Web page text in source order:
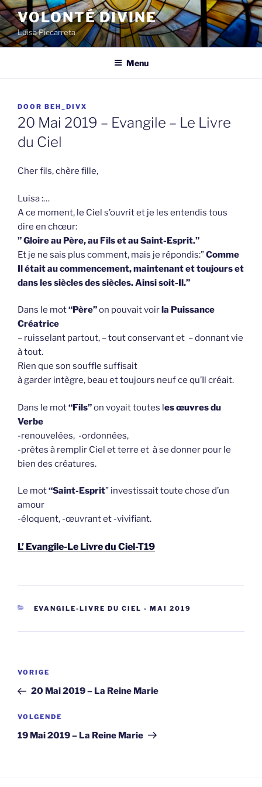
Spring
naar
de
inhoud
VOLONTÉ DIVINE
Luisa Piccarreta
Menu
GEPLAATST
OP
DOOR BEH_DIVX
20 Mai 2019 – Evangile – Le Livre
du Ciel
Cher fils, chère fille,
Luisa :…
A ce moment, le Ciel s’ouvrit et je les entendis tous
dire en chœur:
” Gloire au Père, au Fils et au Saint-Esprit.”
Et je ne sais plus comment, mais je répondis:”Comme
Il était au commencement, maintenant et toujours et
dans les siècles des siècles. Ainsi soit-Il.”
Dans le mot“Père”on pouvait voirla Puissance
Créatrice
– ruisselant partout, – tout conservant et – donnant vie
à tout.
Rien que son souffle suffisait
à garder intègre, beau et toujours neuf ce qu’Il créait.
Dans le mot“Fils”on voyait toutes les œuvres du
Verbe
-renouvelées, -ordonnées,
-prêtes à remplir Ciel et terre et à se donner pour le
bien des créatures.
Le mot“Saint-Esprit” investissait toute chose d’un
amour
-éloquent, -œuvrant et -vivifiant.
L’ Evangile-Le Livre du Ciel-T19
CATEGORIEËN
EVANGILE-LIVRE DU CIEL - MAI 2019
Berichtnavigatie
Vorig
bericht
VORIGE
20 Mai 2019 – La Reine Marie
Volgend
bericht
VOLGENDE
19 Mai 2019 – La Reine Marie